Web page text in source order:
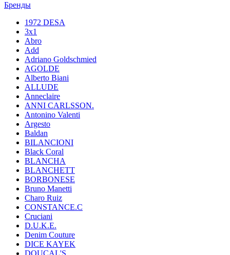
Бренды
1972 DESA
3x1
Abro
Add
Adriano Goldschmied
AGOLDE
Alberto Biani
ALLUDE
Anneclaire
ANNI CARLSSON.
Antonino Valenti
Argesto
Baldan
BILANCIONI
Black Coral
BLANCHA
BLANCHETT
BORBONESE
Bruno Manetti
Charo Ruiz
CONSTANCE.C
Cruciani
D.U.K.E.
Denim Couture
DICE KAYEK
DOUCAL'S